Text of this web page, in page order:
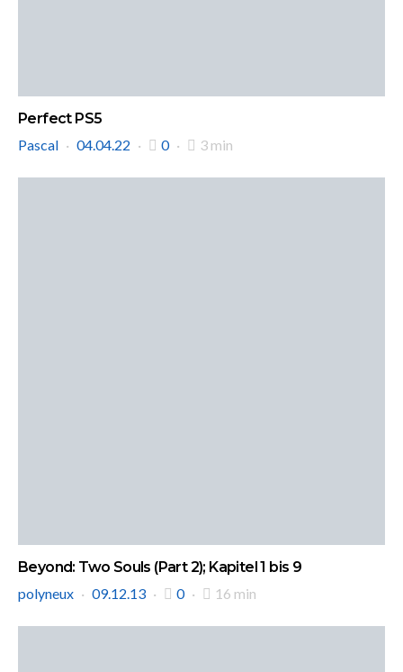
Perfect PS5
Pascal
04.04.22 0 3 min
Beyond: Two Souls (Part 2); Kapitel 1 bis 9
polyneux
09.12.13 0 16 min